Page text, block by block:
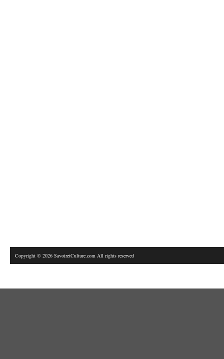
Copyright © 2026 SavoiretCulture.com All rights reserved